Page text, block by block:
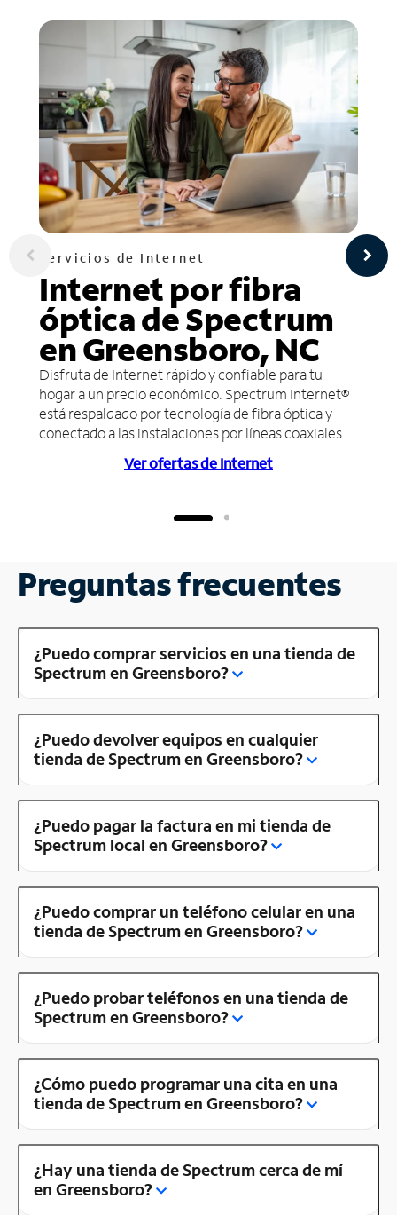
Servicios de Internet
Internet por fibra
óptica de Spectrum
en Greensboro, NC
Disfruta de Internet rápido y confiable para tu
hogar a un precio económico. Spectrum Internet®
está respaldado por tecnología de fibra óptica y
conectado a las instalaciones por líneas coaxiales.
Ver ofertas de Internet
Preguntas frecuentes
¿Puedo comprar servicios en una tienda de
Spectrum en Greensboro?
¿Puedo devolver equipos en cualquier
tienda de Spectrum en Greensboro?
¿Puedo pagar la factura en mi tienda de
Spectrum local en Greensboro?
¿Puedo comprar un teléfono celular en una
tienda de Spectrum en Greensboro?
¿Puedo probar teléfonos en una tienda de
Spectrum en Greensboro?
¿Cómo puedo programar una cita en una
tienda de Spectrum en Greensboro?
¿Hay una tienda de Spectrum cerca de mí
en Greensboro?